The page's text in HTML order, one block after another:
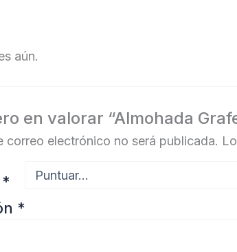
aún.
en valorar “Almohada
correo electrónico no será publicada.
*
*